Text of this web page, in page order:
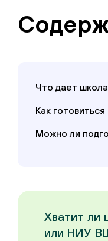
Что дает
Как
Можно ли
Хватит ли
или НИУ